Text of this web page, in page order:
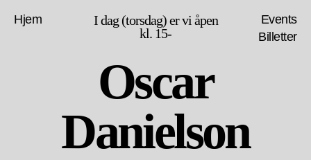
Hjem
I dag (torsdag) er vi åpen
kl. 15-
Events
Billetter
Oscar
Danielson